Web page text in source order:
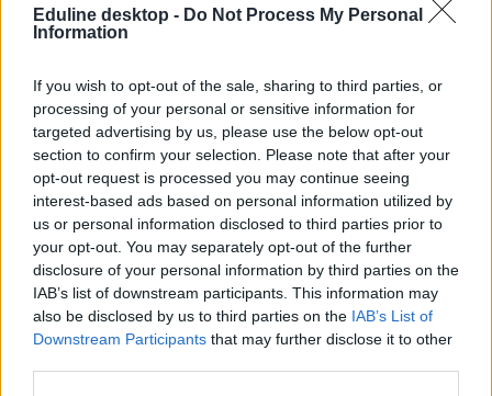
Eduline desktop - Do Not Process My Personal
Information
If you wish to opt-out of the sale, sharing to third parties, or
processing of your personal or sensitive information for
targeted advertising by us, please use the below opt-out
section to confirm your selection. Please note that after your
opt-out request is processed you may continue seeing
interest-based ads based on personal information utilized by
us or personal information disclosed to third parties prior to
your opt-out. You may separately opt-out of the further
disclosure of your personal information by third parties on the
IAB’s list of downstream participants. This information may
also be disclosed by us to third parties on the IAB’s List of
Downstream Participants that may further disclose it to other
Angolérettségi 2026
Minden, amit a csütörtöki angolérettségiről tudni érdemes
Állatjólét és Monet festményei – ilyen szövegértési feladatokat
kaptak a diákok az angolérettségin középszinten
A botrányhős Roald Dahlról is kérdeznek az angolérettségin
Segítőkutya és egy fura ausztrál szokás - ezek vannak az
angolérettségi nyelvhelyességi részében
Nehezebbnek tűnik, mint a tavalyi - ilyennek látta a szaktanár az
angolérettségi első két részét
Ronald Reagan viccei és a világ legidősebb, fogságban élő
gorillája - ilyen szövegek vannak a középszintű angolérettségi hallás
utáni szövegértésében
Nyitókép: Diákok a középszintű történelem érettségi vizsgán a Budai
Ciszterci Szent Imre Gimnáziumban 2026. május 6-án. Forrás: MTI